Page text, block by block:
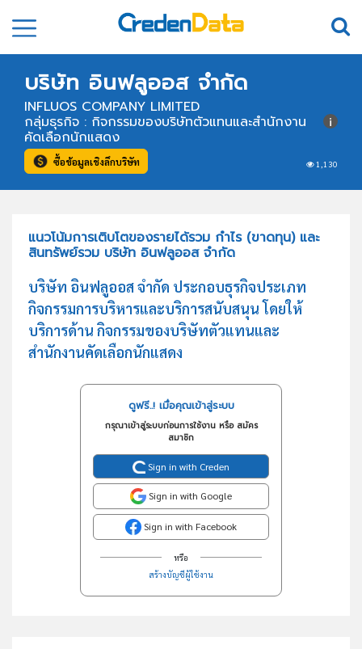
บริษัท อินฟลูออส จำกัด
INFLUOS COMPANY LIMITED
1,130
กลุ่มธุรกิจ : กิจกรรมของบริษัทตัวแทนและสำนักงาน
คัดเลือกนักแสดง
ซื้อข้อมูลเชิงลึกบริษัท
แนวโน้มการเติบโตของรายได้รวม กำไร (ขาดทุน) และ
สินทรัพย์รวม บริษัท อินฟลูออส จำกัด
บริษัท อินฟลูออส จำกัด ประกอบธุรกิจประเภท
กิจกรรมการบริหารและบริการสนับสนุน โดยให้
บริการด้าน กิจกรรมของบริษัทตัวแทนและ
สำนักงานคัดเลือกนักแสดง
ดูฟรี..! เมื่อคุณเข้าสู่ระบบ
กรุณาเข้าสู่ระบบก่อนการใช้งาน หรือ สมัคร
สมาชิก
Sign in with Creden
Sign in with Google
Sign in with Facebook
หรือ
สร้างบัญชีผู้ใช้งาน